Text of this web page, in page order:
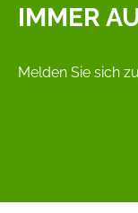
IMMER
Melden Sie sich